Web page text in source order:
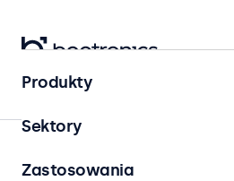
Strona główna
Produkty
Sektory
Zastosowania